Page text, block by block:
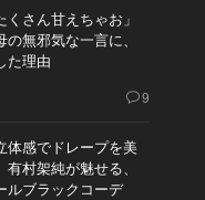
くさん甘えちゃお」
無邪気な一言に、
た理由
9
体感でドレープを美
有村架純が魅せる、
ルブラックコーデ